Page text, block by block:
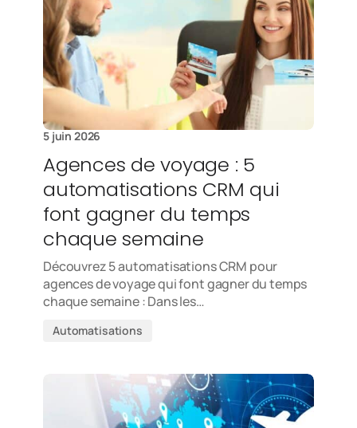
5 juin 2026
Agences de voyage : 5
automatisations CRM qui
font gagner du temps
chaque semaine
Découvrez 5 automatisations CRM pour
agences de voyage qui font gagner du temps
chaque semaine : Dans les…
Automatisations